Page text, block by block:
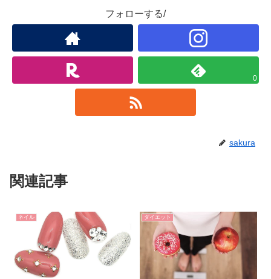
フォローする/
0
sakura
関連記事
ネイル ダイエット